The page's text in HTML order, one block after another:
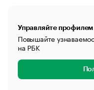
Управляйте
Повышайте
на РБК